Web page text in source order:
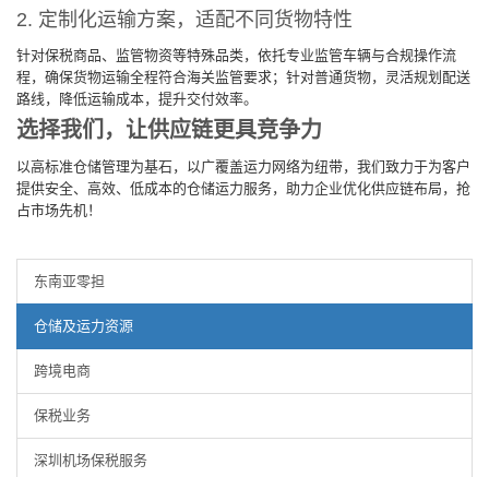
2. 定制化运输方案，适配不同货物特性
针对保税商品、监管物资等特殊品类，依托专业监管车辆与合规操作流
程，确保货物运输全程符合海关监管要求；针对普通货物，灵活规划配送
路线，降低运输成本，提升交付效率。
选择我们，让供应链更具竞争力
以高标准仓储管理为基石，以广覆盖运力网络为纽带，我们致力于为客户
提供安全、高效、低成本的仓储运力服务，助力企业优化供应链布局，抢
占市场先机！
东南亚零担
仓储及运力资源
跨境电商
保税业务
深圳机场保税服务